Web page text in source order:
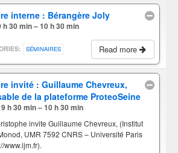
interne : Bérangère Joly
h 30 min – 10 h 30 min
Read more
SÉMINAIRES
invité : Guillaume Chevreux,
de la plateforme ProteoSeine
h 30 min – 10 h 30 min
invite Guillaume Chevreux, (Institut
UMR 7592 CNRS – Université Paris
www.ijm.fr).